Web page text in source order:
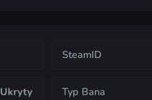
SteamID
Ukryty Typ Bana